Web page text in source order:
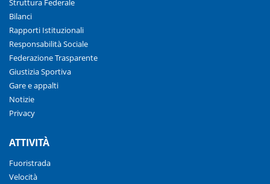
Struttura Federale
Bilanci
Rapporti Istituzionali
Responsabilità Sociale
Federazione Trasparente
Giustizia Sportiva
Gare e appalti
Notizie
Privacy
ATTIVITÀ
Fuoristrada
Velocità